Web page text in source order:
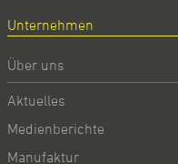
Unternehmen
Über uns
Aktuelles
Medienberichte
Manufaktur